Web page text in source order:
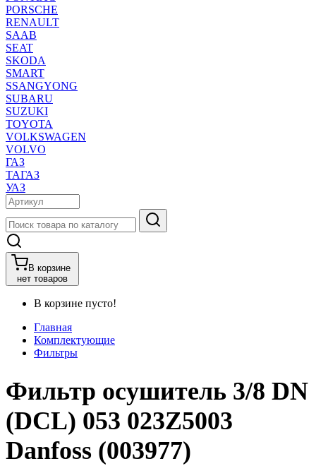
PORSCHE
RENAULT
SAAB
SEAT
SKODA
SMART
SSANGYONG
SUBARU
SUZUKI
TOYOTA
VOLKSWAGEN
VOLVO
ГАЗ
ТАГАЗ
УАЗ
В корзине
нет товаров
В корзине пусто!
Главная
Комплектующие
Фильтры
Фильтр осушитель 3/8 DN
(DCL) 053 023Z5003
Danfoss (003977)